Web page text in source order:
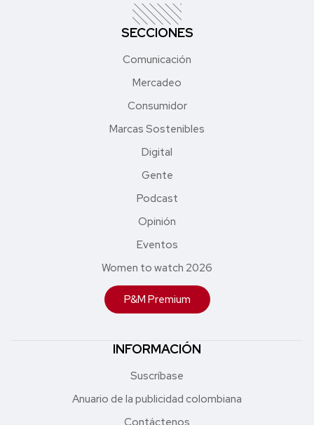
SECCIONES
Comunicación
Mercadeo
Consumidor
Marcas Sostenibles
Digital
Gente
Podcast
Opinión
Eventos
Women to watch 2026
P&M Premium
INFORMACIÓN
Suscríbase
Anuario de la publicidad colombiana
Contáctenos